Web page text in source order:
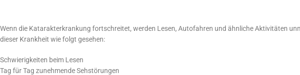
Wenn die Katarakterkrankung fortschreitet, werden Lesen, Autofahren und ähnliche Aktivitäten
dieser Krankheit wie folgt gesehen:
Schwierigkeiten beim Lesen
Tag für Tag zunehmende Sehstörungen